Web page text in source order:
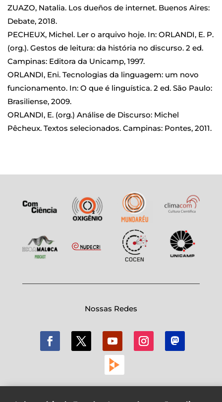
ZUAZO, Natalia. Los dueños de internet. Buenos Aires:
Debate, 2018.
PECHEUX, Michel. Ler o arquivo hoje. In: ORLANDI, E. P.
(org.). Gestos de leitura: da história no discurso. 2 ed.
Campinas: Editora da Unicamp, 1997.
ORLANDI, Eni. Tecnologias da linguagem: um novo
funcionamento. In: O que é linguística. 2 ed. São Paulo:
Brasiliense, 2009.
ORLANDI, E. (org.) Análise de Discurso: Michel
Pêcheux. Textos selecionados. Campinas: Pontes, 2011.
Nossas Redes